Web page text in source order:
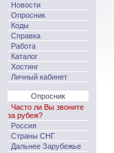
Новости
Опросник
Коды
Справка
Работа
Каталог
Хостинг
Личный кабинет
Опросник
Часто ли Вы звоните
за рубеж?
Россия
Страны СНГ
Дальнее Зарубежье